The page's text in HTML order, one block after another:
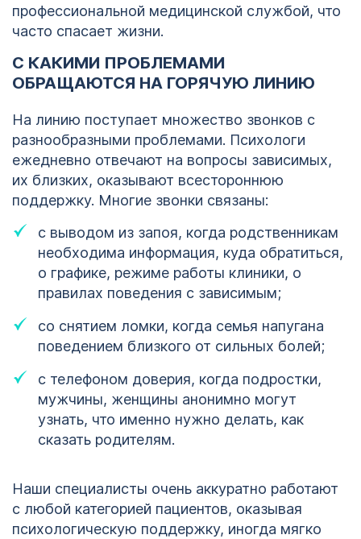
профессиональной медицинской службой, что
часто спасает жизни.
С КАКИМИ ПРОБЛЕМАМИ
ОБРАЩАЮТСЯ НА ГОРЯЧУЮ ЛИНИЮ
На линию поступает множество звонков с
разнообразными проблемами. Психологи
ежедневно отвечают на вопросы зависимых,
их близких, оказывают всестороннюю
поддержку. Многие звонки связаны:
с выводом из запоя, когда родственникам
необходима информация, куда обратиться,
о графике, режиме работы клиники, о
правилах поведения с зависимым;
со снятием ломки, когда семья напугана
поведением близкого от сильных болей;
с телефоном доверия, когда подростки,
мужчины, женщины анонимно могут
узнать, что именно нужно делать, как
сказать родителям.
Наши специалисты очень аккуратно работают
с любой категорией пациентов, оказывая
психологическую поддержку, иногда мягко